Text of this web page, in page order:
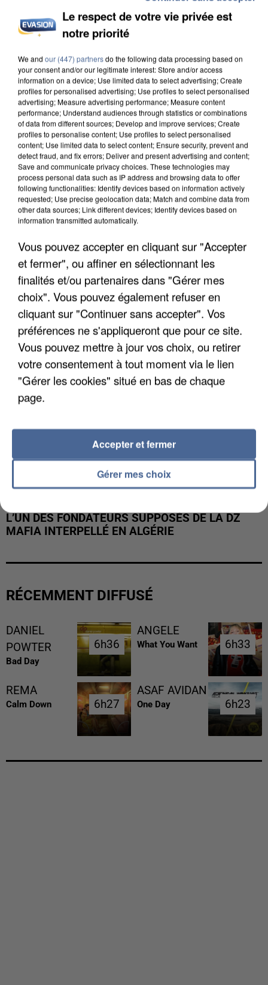
INCENDIES : L’ÎLE-DE-FRANCE LANCE UN ÉLAN
DE SOLIDARITÉ AVEC LES...
APRÈS TOUTES CES CANICULES, LES REFUGES
DE FAUNE SAUVAGE SONT...
L’UN DES FONDATEURS SUPPOSÉS DE LA DZ
MAFIA INTERPELLÉ EN ALGÉRIE
RÉCEMMENT DIFFUSÉ
DANIEL
POWTER
Bad Day
6h36
6h36
ANGELE
What You Want 6h33
6h33
REMA
Calm Down 6h27
6h27
ASAF AVIDAN
One Day 6h23
6h23
Le respect de votre vie privée est
notre priorité
We and our (447) partnersdo the following data processing based on
your consent and/or our legitimate interest: Store and/or access
information on a device; Use limited data to select advertising; Create
profiles for personalised advertising; Use profiles to select personalised
advertising; Measure advertising performance; Measure content
performance; Understand audiences through statistics or combinations
of data from different sources; Develop and improve services; Create
profiles to personalise content; Use profiles to select personalised
content; Use limited data to select content; Ensure security, prevent and
detect fraud, and fix errors; Deliver and present advertising and content;
Save and communicate privacy choices. These technologies may
process personal data such as IP address and browsing data to offer
following functionalities: Identify devices based on information actively
requested; Use precise geolocation data; Match and combine data from
other data sources; Link different devices; Identify devices based on
information transmitted automatically.
Vous pouvez accepter en cliquant sur "Accepter
et fermer", ou affiner en sélectionnant les
finalités et/ou partenaires dans "Gérer mes
choix". Vous pouvez également refuser en
cliquant sur "Continuer sans accepter". Vos
préférences ne s'appliqueront que pour ce site.
Vous pouvez mettre à jour vos choix, ou retirer
votre consentement à tout moment via le lien
"Gérer les cookies" situé en bas de chaque
page.
Gérer mes choix
Accepter et fermer